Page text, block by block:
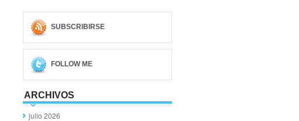
SUBSCRIBIRSE
FOLLOW ME
ARCHIVOS
julio 2026